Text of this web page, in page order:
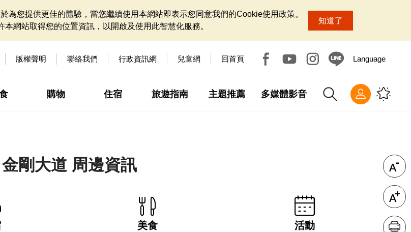
為您提供更佳的體驗，當您繼續使用本網站即表示您同意我們的Cookie使用政策。
網站取得您的位置資訊，以開啟及使用此智慧化服務。
知道了
版權聲明 聯絡我們 行政資訊網 兒童網 回首頁 Language
購物 住宿 旅遊指南 主題推薦 多媒體影音
金剛大道 周邊資訊
美食 活動